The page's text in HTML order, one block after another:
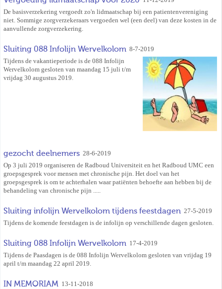
De basisverzekering vergoedt zo'n lidmaatschap bij een patientenvereniging
niet. Sommige zorgverzekeraars vergoeden wel (een deel) van deze kosten in de
aanvullende zorgverzekering.
Sluiting 088 Infolijn Wervelkolom 8-7-2019
Tijdens de vakantieperiode is de 088 Infolijn
Wervelkolom gesloten van maandag 15 juli t/m
vrijdag 30 augustus 2019.
gezocht deelnemers 28-6-2019
Op 3 juli 2019 organiseren de Radboud Universiteit en het Radboud UMC een
groepsgesprek voor mensen met chronische pijn. Het doel van het
groepsgesprek is om te achterhalen waar patiënten behoefte aan hebben bij de
behandeling van chronische pijn .....
Sluiting infolijn Wervelkolom tijdens feestdagen 27-5-2019
Tijdens de komende feestdagen is de infolijn op verschillende dagen gesloten.
Sluiting 088 Infolijn Wervelkolom 17-4-2019
Tijdens de Paasdagen is de 088 Infolijn Wervelkolom gesloten van vrijdag 19
april t/m maandag 22 april 2019.
IN MEMORIAM 13-11-2018